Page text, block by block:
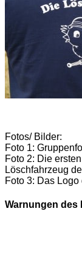
Fotos/ Bilder:
Foto 1:
Foto 2: Die
Löschfahrzeug
Foto 3: Das Logo
Warnungen des